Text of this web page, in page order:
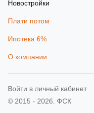
Новостройки
Плати потом
Ипотека 6%
О компании
© 2015 - 2026. ФСК
Войти в личный кабинет